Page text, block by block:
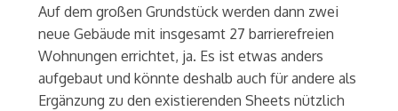
Auf dem großen Grundstück werden dann zwei
neue Gebäude mit insgesamt 27 barrierefreien
Wohnungen errichtet, ja. Es ist etwas anders
aufgebaut und könnte deshalb auch für andere als
Ergänzung zu den existierenden Sheets nützlich